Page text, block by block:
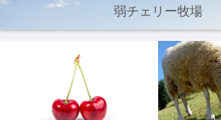
弱チェリー牧場